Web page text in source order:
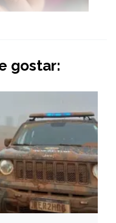
gostar: